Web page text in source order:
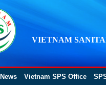
VIETNAM
News Vietnam SPS Office